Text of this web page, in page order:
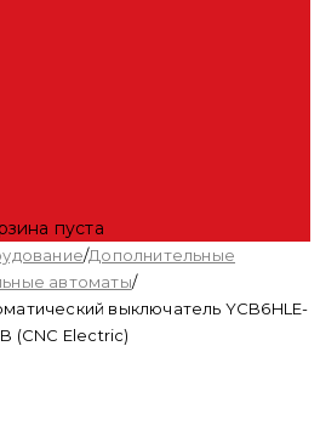
пуста
/Дополнительные
автоматы/
выключатель YCB6HLE-
(CNC Electric)